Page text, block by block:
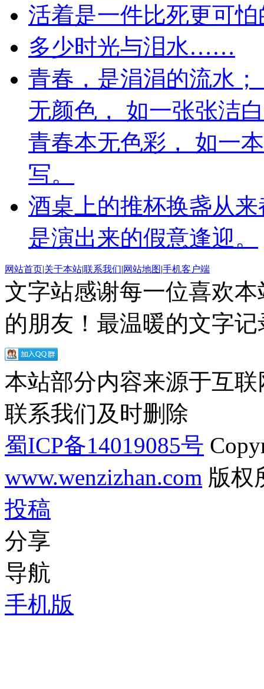
活着是一件比死更可
多少时光与泪水……
青春，是涓涓的流水
无颜色， 如一张张洁
青春本无色彩， 如一
写。
酒桌上的推杯换盏从
是演出来的假意逢迎。
网站首页|关于本站|联系我们|网站地图|手机客户端
文字站感谢每一位喜欢
的朋友！最温暖的文字
本站部分内容来源于互
联系我们及时删除
蜀ICP备14019085号
www.wenzizhan.com 版权
投稿
分享
导航
手机版